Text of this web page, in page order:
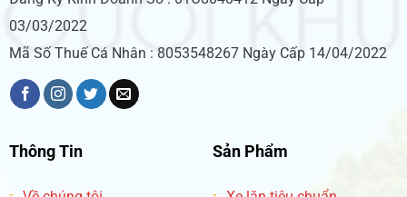
03/03/2022
Mã Số Thuế Cá Nhân : 8053548267 Ngày Cấp 14/04/2022
Thông Tin Sản Phẩm